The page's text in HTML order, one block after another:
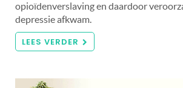
opioïdenverslaving en daardoor
depressie afkwam.
LEES VERDER